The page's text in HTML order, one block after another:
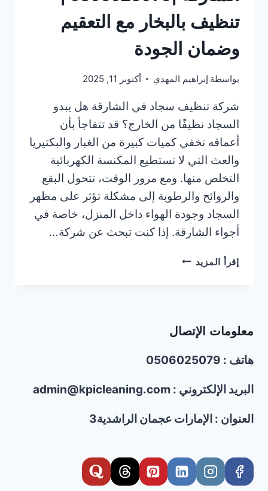
تنظيف بالبخار مع التعقيم
وضمان الجودة
بواسطة إبراهيم المهدي أكتوبر 11, 2025
شركة تنظيف سجاد في الشارقة هل يبدو
السجاد نظيفًا من الخارج؟ قد تتفاجأ بأن
أعماقه تخفي كميات كبيرة من الغبار والبكتيريا
والعث التي لا تستطيع المكنسة الكهربائية
التخلص منها. ومع مرور الوقت، تتحول البقع
والروائح والرطوبة إلى مشكلة تؤثر على مظهر
السجاد وجودة الهواء داخل المنزل، خاصة في
أجواء الشارقة. إذا كنت تبحث عن شركة…
إقرأ المزيد شركة
|0506025079
تنظيف
مع
وضمان
معلومات الإتصال
هاتف : 0506025079
البريد الإلكتروني : admin@kpicleaning.com
العنوان : الإمارات عجمان الراشدية3